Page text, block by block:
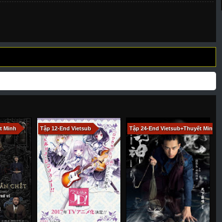
317 318 319 320 321 322 323
354 355 356 357 360
366 - Tập Cuối
Minh Tập 12-End Vietsub Tập 24-End Vietsub+Thuyết Minh